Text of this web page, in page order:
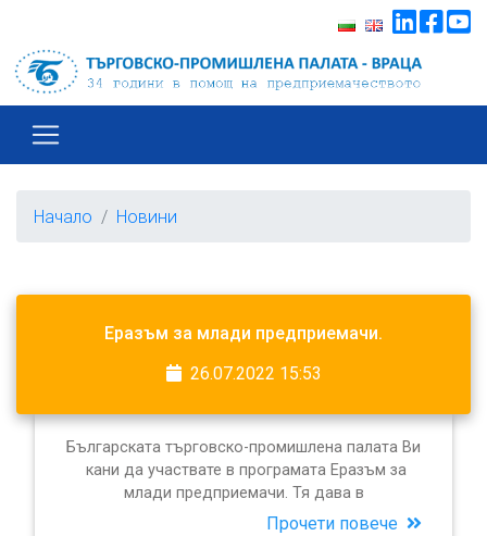
Начало Новини
Еразъм за млади предприемачи.
26.07.2022 15:53
Българската търговско-промишлена палата Ви
кани да участвате в програмата Еразъм за
млади предприемачи. Тя дава в
Прочети повече